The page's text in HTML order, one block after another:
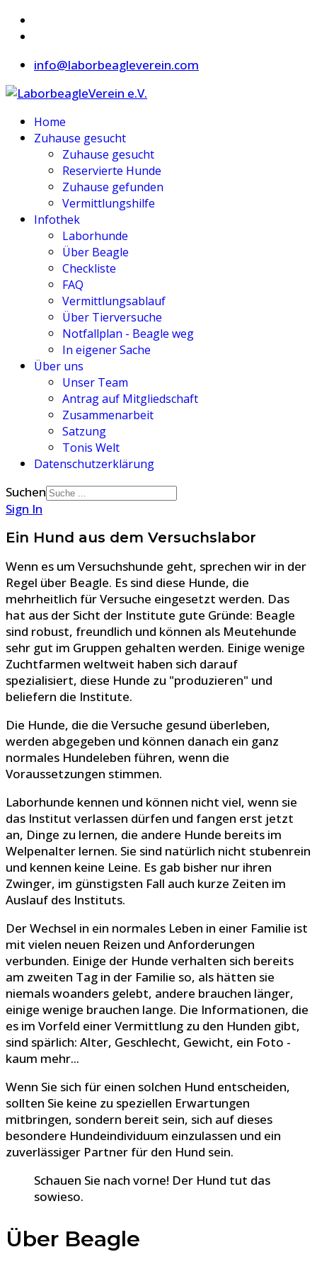
info@laborbeagleverein.com
Home
Zuhause gesucht
Zuhause gesucht
Reservierte Hunde
Zuhause gefunden
Vermittlungshilfe
Infothek
Laborhunde
Über Beagle
Checkliste
FAQ
Vermittlungsablauf
Über Tierversuche
Notfallplan - Beagle weg
In eigener Sache
Über uns
Unser Team
Antrag auf Mitgliedschaft
Zusammenarbeit
Satzung
Tonis Welt
Datenschutzerklärung
Suchen
Sign In
Ein Hund aus dem Versuchslabor
Wenn es um Versuchshunde geht, sprechen wir in der
Regel über Beagle. Es sind diese Hunde, die
mehrheitlich für Versuche eingesetzt werden. Das
hat aus der Sicht der Institute gute Gründe: Beagle
sind robust, freundlich und können als Meutehunde
sehr gut im Gruppen gehalten werden. Einige wenige
Zuchtfarmen weltweit haben sich darauf
spezialisiert, diese Hunde zu "produzieren" und
beliefern die Institute.
Die Hunde, die die Versuche gesund überleben,
werden abgegeben und können danach ein ganz
normales Hundeleben führen, wenn die
Voraussetzungen stimmen.
Laborhunde kennen und können nicht viel, wenn sie
das Institut verlassen dürfen und fangen erst jetzt
an, Dinge zu lernen, die andere Hunde bereits im
Welpenalter lernen. Sie sind natürlich nicht stubenrein
und kennen keine Leine. Es gab bisher nur ihren
Zwinger, im günstigsten Fall auch kurze Zeiten im
Auslauf des Instituts.
Der Wechsel in ein normales Leben in einer Familie ist
mit vielen neuen Reizen und Anforderungen
verbunden. Einige der Hunde verhalten sich bereits
am zweiten Tag in der Familie so, als hätten sie
niemals woanders gelebt, andere brauchen länger,
einige wenige brauchen lange. Die Informationen, die
es im Vorfeld einer Vermittlung zu den Hunden gibt,
sind spärlich: Alter, Geschlecht, Gewicht, ein Foto -
kaum mehr...
Wenn Sie sich für einen solchen Hund entscheiden,
sollten Sie keine zu speziellen Erwartungen
mitbringen, sondern bereit sein, sich auf dieses
besondere Hundeindividuum einzulassen und ein
zuverlässiger Partner für den Hund sein.
Schauen Sie nach vorne! Der Hund tut das
sowieso.
Über Beagle